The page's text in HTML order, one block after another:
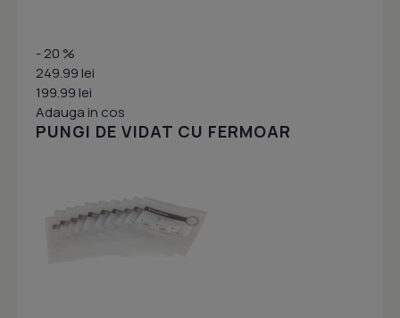
- 20 %
249.99 lei
199.99 lei
Adauga in cos
PUNGI DE VIDAT CU FERMOAR